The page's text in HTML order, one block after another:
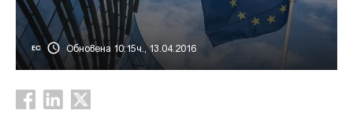
ЕС Обновена 10:15ч., 13.04.2016